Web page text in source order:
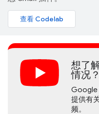
查看 Codelab
想了
情况？
Google
提供有
频。